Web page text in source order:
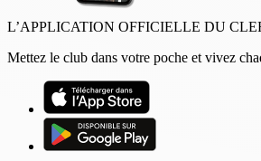
L’APPLICATION OFFICIELLE DU
Mettez le club dans votre poche et vivez